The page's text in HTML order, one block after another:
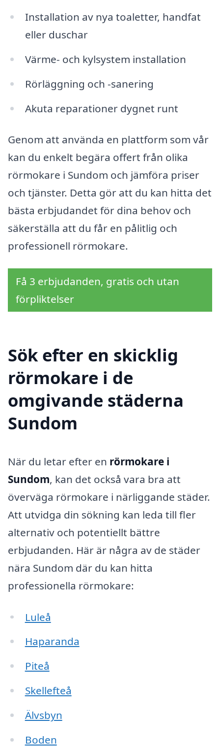
Installation av nya toaletter, handfat
eller duschar
Värme- och kylsystem installation
Rörläggning och -sanering
Akuta reparationer dygnet runt
Genom att använda en plattform som vår
kan du enkelt begära offert från olika
rörmokare i Sundom och jämföra priser
och tjänster. Detta gör att du kan hitta det
bästa erbjudandet för dina behov och
säkerställa att du får en pålitlig och
professionell rörmokare.
Få 3 erbjudanden, gratis och utan
förpliktelser
Sök efter en skicklig
rörmokare i de
omgivande städerna
Sundom
När du letar efter en rörmokare i
Sundom, kan det också vara bra att
överväga rörmokare i närliggande städer.
Att utvidga din sökning kan leda till fler
alternativ och potentiellt bättre
erbjudanden. Här är några av de städer
nära Sundom där du kan hitta
professionella rörmokare:
Luleå
Haparanda
Piteå
Skellefteå
Älvsbyn
Boden